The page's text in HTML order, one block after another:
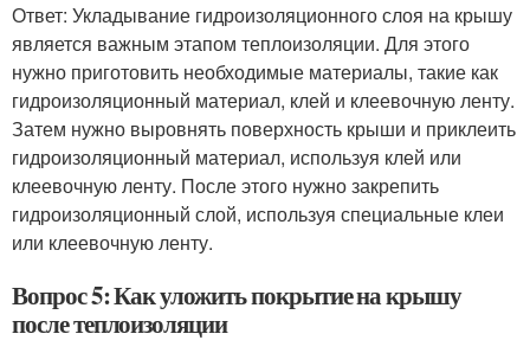
Ответ: Укладывание гидроизоляционного слоя на крышу
является важным этапом теплоизоляции. Для этого
нужно приготовить необходимые материалы, такие как
гидроизоляционный материал, клей и клеевочную ленту.
Затем нужно выровнять поверхность крыши и приклеить
гидроизоляционный материал, используя клей или
клеевочную ленту. После этого нужно закрепить
гидроизоляционный слой, используя специальные клеи
или клеевочную ленту.
Вопрос 5: Как уложить покрытие на крышу
после теплоизоляции